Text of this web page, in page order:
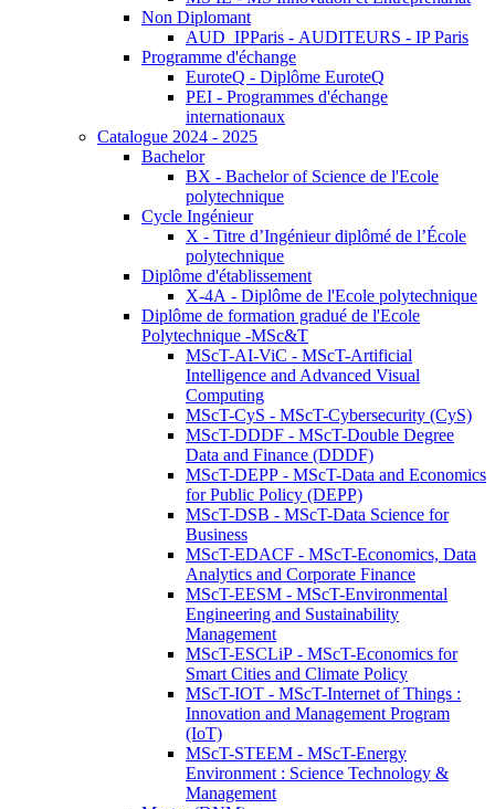
Non Diplomant
AUD_IPParis - AUDITEURS - IP Paris
Programme d'échange
EuroteQ - Diplôme EuroteQ
PEI - Programmes d'échange
internationaux
Catalogue 2024 - 2025
Bachelor
BX - Bachelor of Science de l'Ecole
polytechnique
Cycle Ingénieur
X - Titre d’Ingénieur diplômé de l’École
polytechnique
Diplôme d'établissement
X-4A - Diplôme de l'Ecole polytechnique
Diplôme de formation gradué de l'Ecole
Polytechnique -MSc&T
MScT-AI-ViC - MScT-Artificial
Intelligence and Advanced Visual
Computing
MScT-CyS - MScT-Cybersecurity (CyS)
MScT-DDDF - MScT-Double Degree
Data and Finance (DDDF)
MScT-DEPP - MScT-Data and Economics
for Public Policy (DEPP)
MScT-DSB - MScT-Data Science for
Business
MScT-EDACF - MScT-Economics, Data
Analytics and Corporate Finance
MScT-EESM - MScT-Environmental
Engineering and Sustainability
Management
MScT-ESCLiP - MScT-Economics for
Smart Cities and Climate Policy
MScT-IOT - MScT-Internet of Things :
Innovation and Management Program
(IoT)
MScT-STEEM - MScT-Energy
Environment : Science Technology &
Management